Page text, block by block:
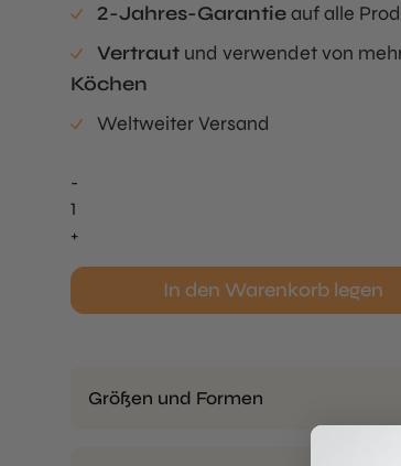
2-Jahres-Garantieauf alle
Vertraut und verwendet von
Köchen
Weltweiter Versand
-
Layer
Frame
-
+
In den Warenkorb legen
Größen und Formen